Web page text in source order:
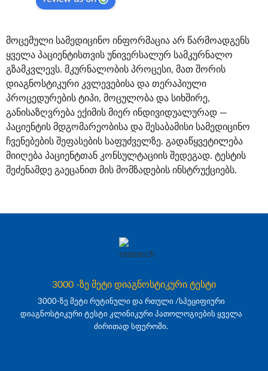
მოცემული სამედიცინო ინფორმაცია არ წარმოადგენს
ყველა პაციენტისთვის უნივერსალურ სამკურნალო
გზამკვლევს. მკურნალობის პროცესი, მათ შორის
დიაგნოსტიკური კვლევებისა და თერაპიული
პროცედურების ტიპი, მოცულობა და სიხშირე,
განისაზღვრება ექიმის მიერ ინდივიდუალურად —
პაციენტის მდგომარეობისა და შესაბამისი სამედიცინო
ჩვენებების შეფასების საფუძველზე. გადაწყვეტილება
მიიღება პაციენტთან კონსულტაციის შედეგად. ტესტის
შეძენამდე გაეცანით მის მომზადების ინსტრუქციებს.
3000 -ზე მეტი დიაგნოსტიკური ტესტი
3000-ზე მეტი რუტინული და რთული /სპეციფიური
დიაგნოსტიკური ტესტი კლინიკური პათოლოგიების ყველა
ძირითად სფეროში.